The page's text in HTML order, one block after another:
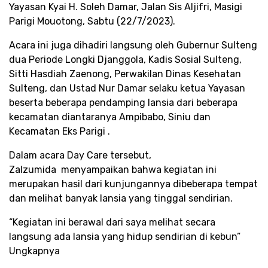
Yayasan Kyai H. Soleh Damar, Jalan Sis Aljifri, Masigi
Parigi Mouotong, Sabtu (22/7/2023).
Acara ini juga dihadiri langsung oleh Gubernur Sulteng
dua Periode Longki Djanggola, Kadis Sosial Sulteng,
Sitti Hasdiah Zaenong, Perwakilan Dinas Kesehatan
Sulteng, dan Ustad Nur Damar selaku ketua Yayasan
beserta beberapa pendamping lansia dari beberapa
kecamatan diantaranya Ampibabo, Siniu dan
Kecamatan Eks Parigi .
Dalam acara Day Care tersebut,
Zalzumida menyampaikan bahwa kegiatan ini
merupakan hasil dari kunjungannya dibeberapa tempat
dan melihat banyak lansia yang tinggal sendirian.
“Kegiatan ini berawal dari saya melihat secara
langsung ada lansia yang hidup sendirian di kebun”
Ungkapnya